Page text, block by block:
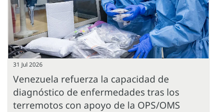
31 Jul 2026
Venezuela refuerza la capacidad de
diagnóstico de enfermedades tras los
terremotos con apoyo de la OPS/OMS